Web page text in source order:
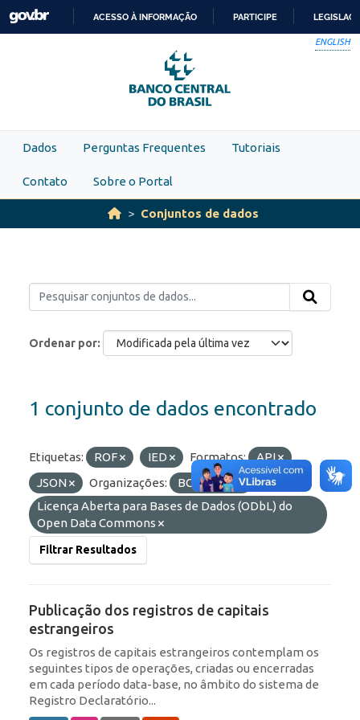
Skip to main content
PARA
O
CONTEÚDO
ACESSO À INFORMAÇÃO PARTICIPE
ENGLISH
Dados Perguntas Frequentes Tutoriais
Contato Sobre o Portal
Conjuntos de dados
Ordenar por
1 conjunto de dados encontrado
Etiquetas: ROF IED Formatos:
API
JSON
Organizações: BCB/Dstat
Licenças:
Licença Aberta para Bases de Dados (ODbL) do
Open Data Commons
Filtrar Resultados
Publicação dos registros de capitais
estrangeiros
Os registros de capitais estrangeiros contemplam os
seguintes tipos de operações, criadas ou encerradas
em cada período data-base, no âmbito do sistema de
Registro Declaratório...